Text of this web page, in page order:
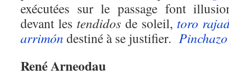
exécutées sur le passage font
devant les tendidos de soleil, toro
arrimón destiné à se justifier. Pinchazo
René Arneodau